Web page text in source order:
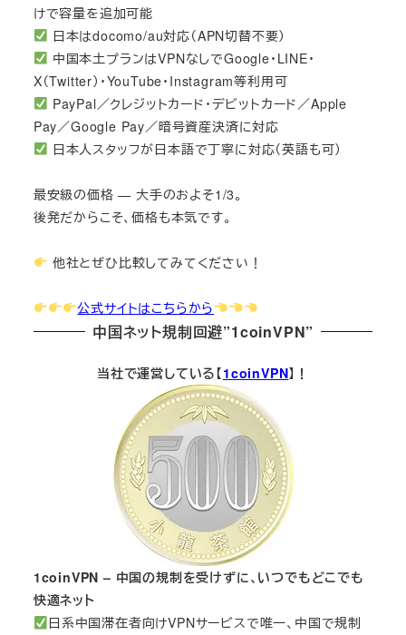
けで容量を追加可能
日本はdocomo/au対応（APN切替不要）
中国本土プランはVPNなしでGoogle・LINE・
X（Twitter）・YouTube・Instagram等利用可
PayPal／クレジットカード・デビットカード／Apple
Pay／Google Pay／暗号資産決済に対応
日本人スタッフが日本語で丁寧に対応（英語も可）
最安級の価格 — 大手のおよそ1/3。
後発だからこそ、価格も本気です。
他社とぜひ比較してみてください！
公式サイトはこちらから
中国ネット規制回避”1coinVPN”
当社で運営している【1coinVPN】！
1coinVPN – 中国の規制を受けずに、いつでもどこでも
快適ネット
日系中国滞在者向けVPNサービスで唯一、中国で規制